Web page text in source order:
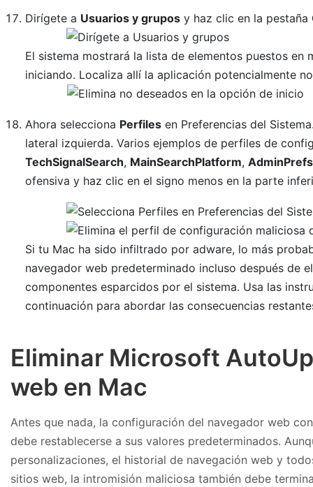
Dirígete a Usuarios y grupos y haz clic en la pestaña
El sistema mostrará la lista de elementos puestos en
iniciando. Localiza allí la aplicación potencialmente
Ahora selecciona Perfiles en Preferencias del
lateral izquierda. Varios ejemplos de perfiles de
TechSignalSearch, MainSearchPlatform,AdminPrefs
ofensiva y haz clic en el signo menos en la parte
Si tu Mac ha sido infiltrado por adware, lo más
navegador web predeterminado incluso después de
componentes esparcidos por el sistema. Usa las
continuación para abordar las consecuencias
Eliminar Microsoft
web en Mac
Antes que nada, la configuración del navegador web
debe restablecerse a sus valores predeterminados.
personalizaciones, el historial de navegación web y
sitios web, la intromisión maliciosa también debe